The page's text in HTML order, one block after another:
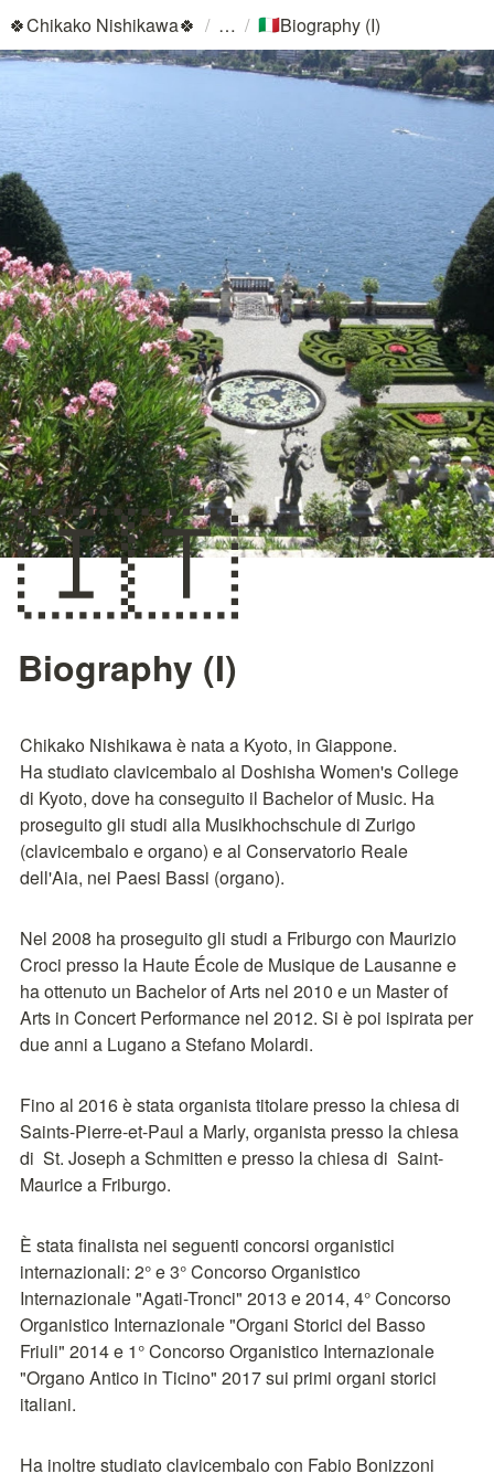
🍀Chikako Nishikawa🍀 / / 🇮🇹Biography (I)
🇮🇹
Biography (I)
Chikako Nishikawa è nata a Kyoto, in Giappone.
Ha studiato clavicembalo al Doshisha Women's College
di Kyoto, dove ha conseguito il Bachelor of Music. Ha
proseguito gli studi alla Musikhochschule di Zurigo
(clavicembalo e organo) e al Conservatorio Reale
dell'Aia, nei Paesi Bassi (organo).
Nel 2008 ha proseguito gli studi a Friburgo con Maurizio
Croci presso la Haute École de Musique de Lausanne e
ha ottenuto un Bachelor of Arts nel 2010 e un Master of
Arts in Concert Performance nel 2012. Si è poi ispirata per
due anni a Lugano a Stefano Molardi.
Fino al 2016 è stata organista titolare presso la chiesa di
Saints-Pierre-et-Paul a Marly, organista presso la chiesa
di  St. Joseph a Schmitten e presso la chiesa di  Saint-
Maurice a Friburgo.
È stata finalista nei seguenti concorsi organistici
internazionali: 2° e 3° Concorso Organistico
Internazionale "Agati-Tronci" 2013 e 2014, 4° Concorso
Organistico Internazionale "Organi Storici del Basso
Friuli" 2014 e 1° Concorso Organistico Internazionale
"Organo Antico in Ticino" 2017 sui primi organi storici
italiani.
Ha inoltre studiato clavicembalo con Fabio Bonizzoni